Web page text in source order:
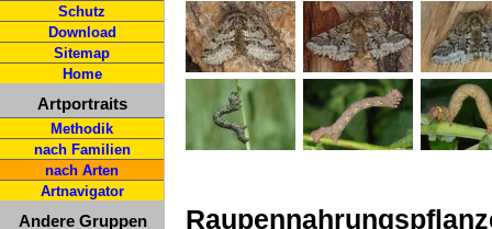
Schutz
Download
Sitemap
Home
Artportraits
Methodik
nach Familien
nach Arten
Artnavigator
Andere Gruppen